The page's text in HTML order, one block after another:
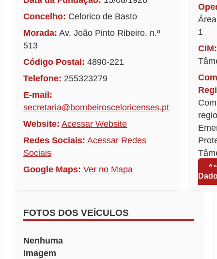
Concelho: Celorico de Basto
Morada: Av. João Pinto Ribeiro, n.º
513
Código Postal: 4890-221
Telefone: 255323279
E-mail:
secretaria@bombeirosceloricenses.pt
Website: Acessar Website
Redes Sociais: Acessar Redes
Sociais
Google Maps: Ver no Mapa
1
CIM:
FOTOS DOS VEÍCULOS
Nenhuma
imagem